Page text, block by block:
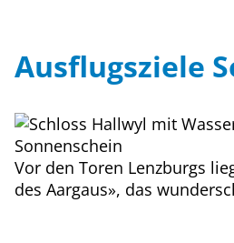
Ausflugsziele
Vor den Toren Lenzburgs
des Aargaus», das